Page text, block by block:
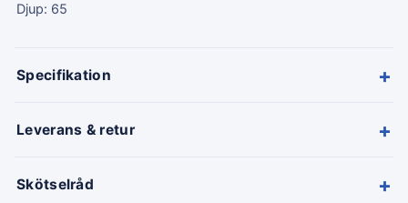
Djup: 65
Specifikation +
Leverans & retur +
Skötselråd +